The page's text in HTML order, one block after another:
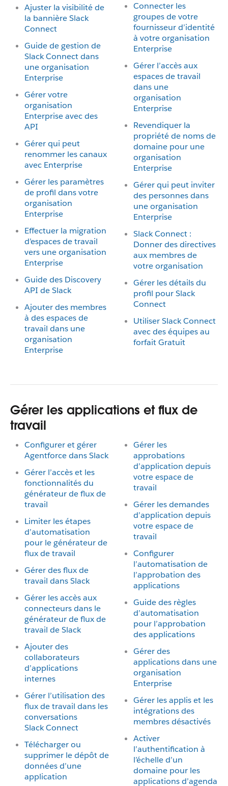
Ajuster la visibilité de
la bannière Slack
Connect
Guide de gestion de
Slack Connect dans
une organisation
Enterprise
Gérer votre
organisation
Enterprise avec des
API
Gérer qui peut
renommer les canaux
avec Enterprise
Gérer les paramètres
de profil dans votre
organisation
Enterprise
Effectuer la migration
d’espaces de travail
vers une organisation
Enterprise
Guide des Discovery
API de Slack
Ajouter des membres
à des espaces de
travail dans une
organisation
Enterprise
Connecter les
groupes de votre
fournisseur d’identité
à votre organisation
Enterprise
Gérer l’accès aux
espaces de travail
dans une
organisation
Enterprise
Revendiquer la
propriété de noms de
domaine pour une
organisation
Enterprise
Gérer qui peut inviter
des personnes dans
une organisation
Enterprise
Slack Connect :
Donner des directives
aux membres de
votre organisation
Gérer les détails du
profil pour Slack
Connect
Utiliser Slack Connect
avec des équipes au
forfait Gratuit
Gérer les applications et flux de
travail
Configurer et gérer
Agentforce dans Slack
Gérer l’accès et les
fonctionnalités du
générateur de flux de
travail
Limiter les étapes
d’automatisation
pour le générateur de
flux de travail
Gérer des flux de
travail dans Slack
Gérer les accès aux
connecteurs dans le
générateur de flux de
travail de Slack
Ajouter des
collaborateurs
d’applications
internes
Gérer l’utilisation des
flux de travail dans les
conversations
Slack Connect
Télécharger ou
supprimer le dépôt de
données d’une
application
Gérer les
approbations
d’application depuis
votre espace de
travail
Gérer les demandes
d’application depuis
votre espace de
travail
Configurer
l’automatisation de
l’approbation des
applications
Guide des règles
d’automatisation
pour l’approbation
des applications
Gérer des
applications dans une
organisation
Enterprise
Gérer les applis et les
intégrations des
membres désactivés
Activer
l’authentification à
l’échelle d’un
domaine pour les
applications d’agenda